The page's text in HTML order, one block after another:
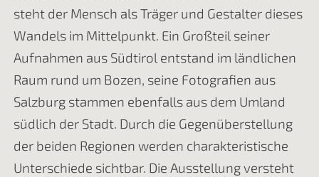
steht der Mensch als Träger und Gestalter dieses
Wandels im Mittelpunkt. Ein Großteil seiner
Aufnahmen aus Südtirol entstand im ländlichen
Raum rund um Bozen, seine Fotografien aus
Salzburg stammen ebenfalls aus dem Umland
südlich der Stadt. Durch die Gegenüberstellung
der beiden Regionen werden charakteristische
Unterschiede sichtbar. Die Ausstellung versteht